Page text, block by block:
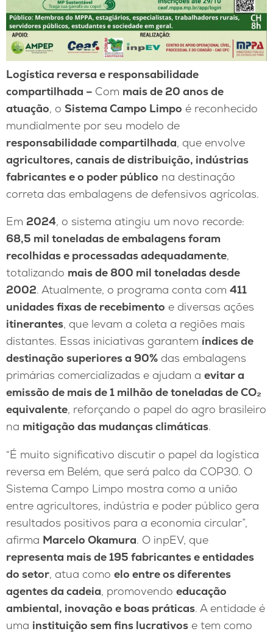
Logística reversa e responsabilidade
compartilhada – Com mais de 20 anos de
atuação, o Sistema Campo Limpo é reconhecido
mundialmente por seu modelo de
responsabilidade compartilhada, que envolve
agricultores, canais de distribuição, indústrias
fabricantes e o poder público na destinação
correta das embalagens de defensivos agrícolas.
Em 2024, o sistema atingiu um novo recorde:
68,5 mil toneladas de embalagens foram
recolhidas e processadas adequadamente,
totalizando mais de 800 mil toneladas desde
2002. Atualmente, o programa conta com 411
unidades fixas de recebimento e diversas ações
itinerantes, que levam a coleta a regiões mais
distantes. Essas iniciativas garantem índices de
destinação superiores a 90% das embalagens
primárias comercializadas e ajudam a evitar a
emissão de mais de 1 milhão de toneladas de CO₂
equivalente, reforçando o papel do agro brasileiro
na mitigação das mudanças climáticas.
“É muito significativo discutir o papel da logística
reversa em Belém, que será palco da COP30. O
Sistema Campo Limpo mostra como a união
entre agricultores, indústria e poder público gera
resultados positivos para a economia circular”,
afirma Marcelo Okamura. O inpEV, que
representa mais de 195 fabricantes e entidades
do setor, atua como elo entre os diferentes
agentes da cadeia, promovendo educação
ambiental, inovação e boas práticas. A entidade é
uma instituição sem fins lucrativos e tem como